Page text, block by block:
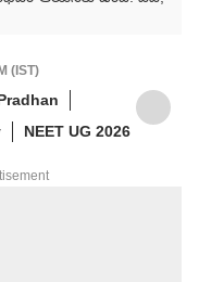
కోర్సు పూర్తిచేసి
నేషనల్ మీడియాకు చెందిన
సీనియర్ కంటెంట్
జర్నలిజంలో వందేళ్లకు
తెలుగు డిజిటల్ మీడియా
(IST)
NEET UG 2026